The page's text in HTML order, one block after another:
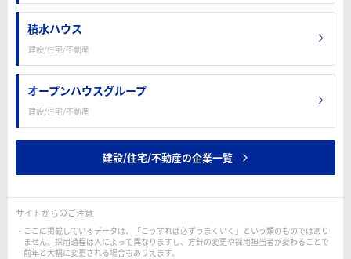
積水ハウス
建設/住宅/不動産
オープンハウスグループ
建設/住宅/不動産
建設/住宅/不動産の企業一覧
サイトからのご注意
ここに掲載しているデータは、「こうすれば必ずうまくいく」という類のものではあり
ません。採用過程は人によって異なりますし、方針の変更や採用担当者が変わることで
前年と大幅に変更される場合もありえます。